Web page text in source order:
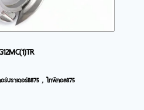
ร์บราเดอร์B875 , ไทพิคอล875